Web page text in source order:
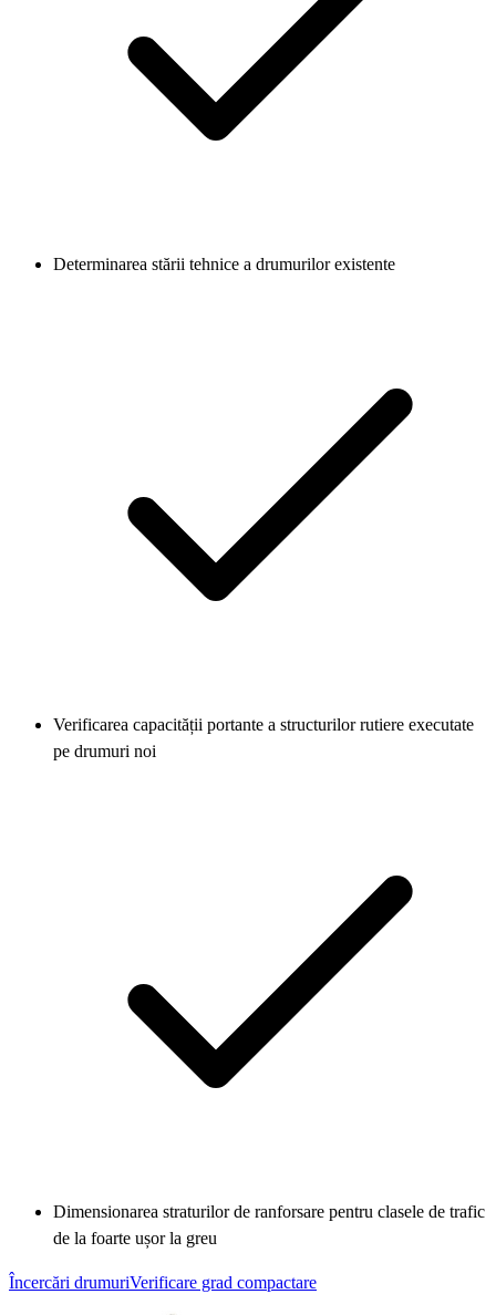
Determinarea stării tehnice a drumurilor existente
Verificarea capacității portante a structurilor rutiere executate
pe drumuri noi
Dimensionarea straturilor de ranforsare pentru clasele de trafic
de la foarte ușor la greu
Încercări drumuriVerificare grad compactare